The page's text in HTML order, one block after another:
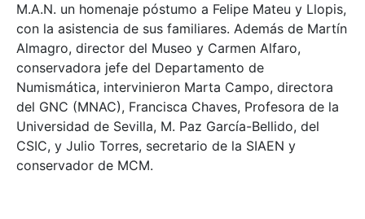
M.A.N. un homenaje póstumo a Felipe Mateu y Llopis,
con la asistencia de sus familiares. Además de Martín
Almagro, director del Museo y Carmen Alfaro,
conservadora jefe del Departamento de
Numismática, intervinieron Marta Campo, directora
del GNC (MNAC), Francisca Chaves, Profesora de la
Universidad de Sevilla, M. Paz García-Bellido, del
CSIC, y Julio Torres, secretario de la SIAEN y
conservador de MCM.